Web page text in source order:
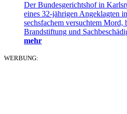
Der Bundesgerichtshof in
eines 32-jährigen Angeklagten
sechsfachem versuchtem Mord,
Brandstiftung und
mehr
WERBUNG: